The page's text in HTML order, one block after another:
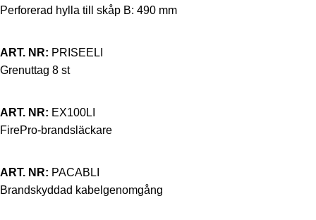
Perforerad hylla till skåp B: 490 mm
ART. NR: PRISEELI
Grenuttag 8 st
ART. NR: EX100LI
FirePro-brandsläckare
ART. NR: PACABLI
Brandskyddad kabelgenomgång